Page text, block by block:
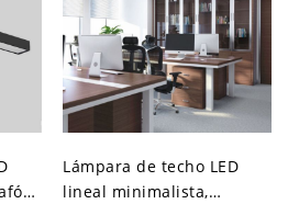
Lámpara de techo LED
lineal minimalista,